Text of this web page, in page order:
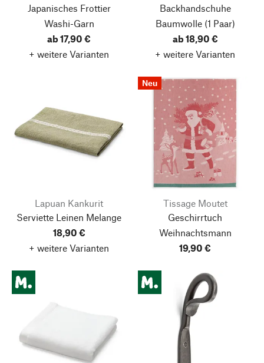
Japanisches Frottier
Washi-Garn
ab 17,90 €
+ weitere Varianten
Backhandschuhe
Baumwolle(1 Paar)
ab 18,90 €
+ weitere Varianten
Lapuan Kankurit
Serviette Leinen Melange
18,90 €
+ weitere Varianten
Neu
Tissage Moutet
Geschirrtuch
Weihnachtsmann
19,90 €